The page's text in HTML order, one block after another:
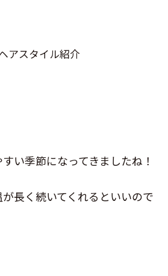
アスタイル紹介
い季節になってきましたね！
長く続いてくれるといいので